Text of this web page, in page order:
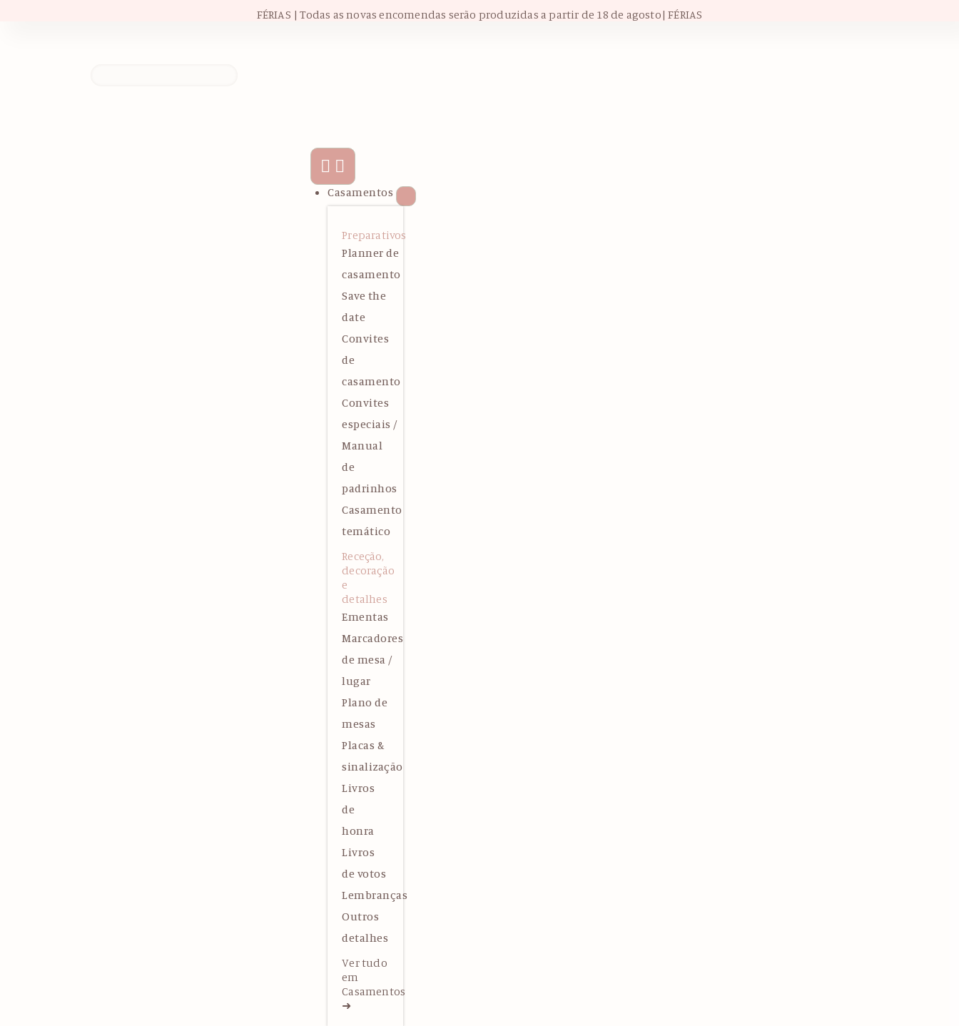
FÉRIAS | Todas as novas encomendas serão produzidas a partir de 18 de agosto| FÉRIAS
Casamentos
Preparativos
Planner de
casamento
Save the
date
Convites
de
casamento
Convites
especiais /
Manual
de
padrinhos
Casamento
temático
Receção,
decoração
e
detalhes
Ementas
Marcadores
de mesa /
lugar
Plano de
mesas
Placas &
sinalização
Livros
de
honra
Livros
de votos
Lembranças
Outros
detalhes
Ver tudo
em
Casamentos
➜